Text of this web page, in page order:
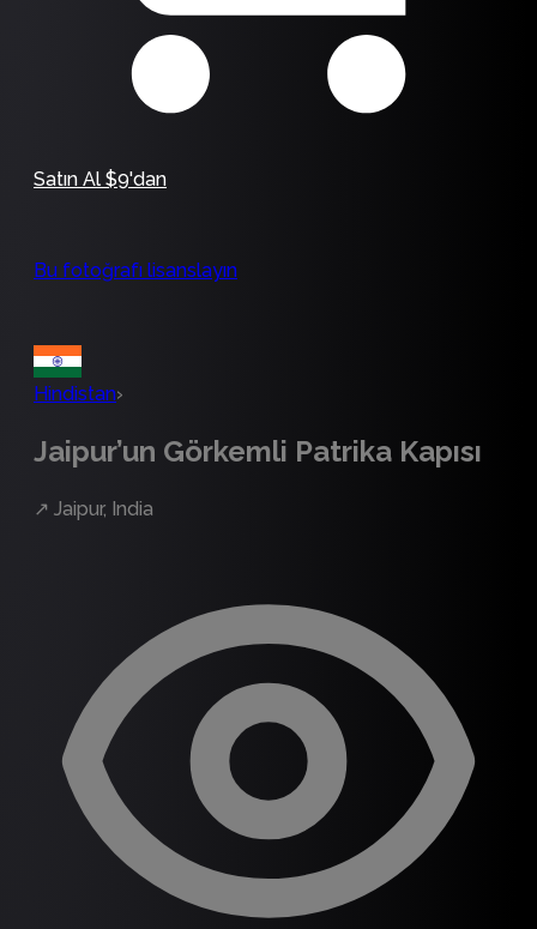
Satın Al $9'dan
Bu fotoğrafı lisanslayın
Hindistan›
Jaipur’un Görkemli Patrika Kapısı
↗ Jaipur, India